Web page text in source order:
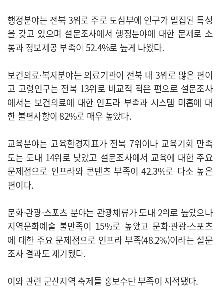
행정분야는 전북 3위로 주로 도심부에 인구가 밀집된 특성
을 갖고 있으며 설문조사에서 행정분야에 대한 문제로 소
통과 정보제공 부족이 52.4%로 높게 나왔다.
보건의료·복지분야는 의료기관이 전북 내 3위로 많은 편이
고 고령인구는 전북 13위로 비교적 적은 편으로 설문조사
에서는 보건의료에 대한 인프라 부족과 시스템 미흡에 대
한 불편사항이 82%로 매우 높았다.
교육분야는 교육환경지표가 전북 7위이나 교육기회 만족
도는 도내 14위로 낮았고 설문조사에서 교육에 대한 주요
문제점으로 인프라와 콘텐츠 부족이 42.3%로 다소 높은
편이다.
문화·관광·스포츠 분야는 관광체류가 도내 2위로 높았으나
지역문화예술 불만족이 15%로 높았고 문화·관광·스포츠
에 대한 주요 문제점으로 인프라 부족(48.2%)이라는 설문
조사 결과도 제기됐다.
이와 관련 군산지역 축제들 홍보수단 부족이 지적됐다.